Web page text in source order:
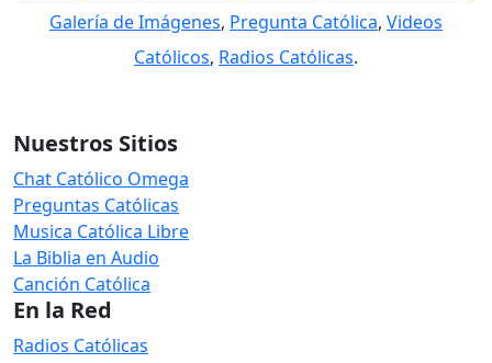
Galería de Imágenes, Pregunta Católica, Videos
Católicos, Radios Católicas.
Nuestros Sitios
Chat Católico Omega
Preguntas Católicas
Musica Católica Libre
La Biblia en Audio
Canción Católica
En la Red
Radios Católicas